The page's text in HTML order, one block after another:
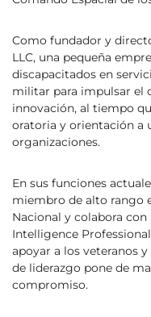
Como fundador y
LLC, una pequeña
discapacitados en
militar para impulsar el
innovación, al tiempo
oratoria y orientación a
organizaciones.
En sus funciones
miembro de alto rango
Nacional y colabora
Intelligence
apoyar a los veteranos
de liderazgo pone de
compromiso.